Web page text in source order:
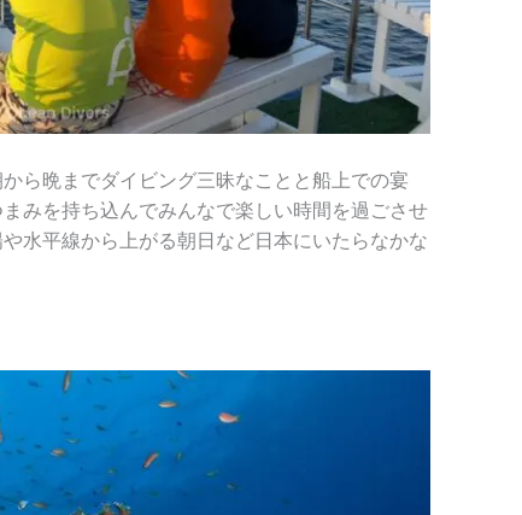
ら晩までダイビング三昧なことと船上での宴
みを持ち込んでみんなで楽しい時間を過ごさせ
水平線から上がる朝日など日本にいたらなかな